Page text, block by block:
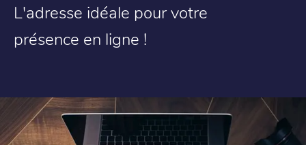
L'adresse idéale pour votre
présence en ligne !